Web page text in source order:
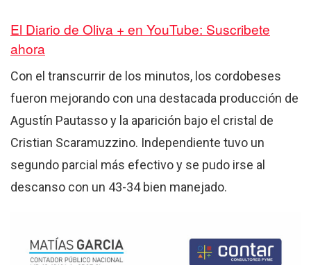
El Diario de Oliva + en YouTube: Suscribete
ahora
Con el transcurrir de los minutos, los cordobeses
fueron mejorando con una destacada producción de
Agustín Pautasso y la aparición bajo el cristal de
Cristian Scaramuzzino. Independiente tuvo un
segundo parcial más efectivo y se pudo irse al
descanso con un 43-34 bien manejado.